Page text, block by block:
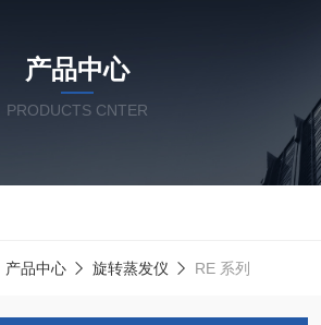
产品中心
PRODUCTS CNTER
产品中心 旋转蒸发仪 RE 系列